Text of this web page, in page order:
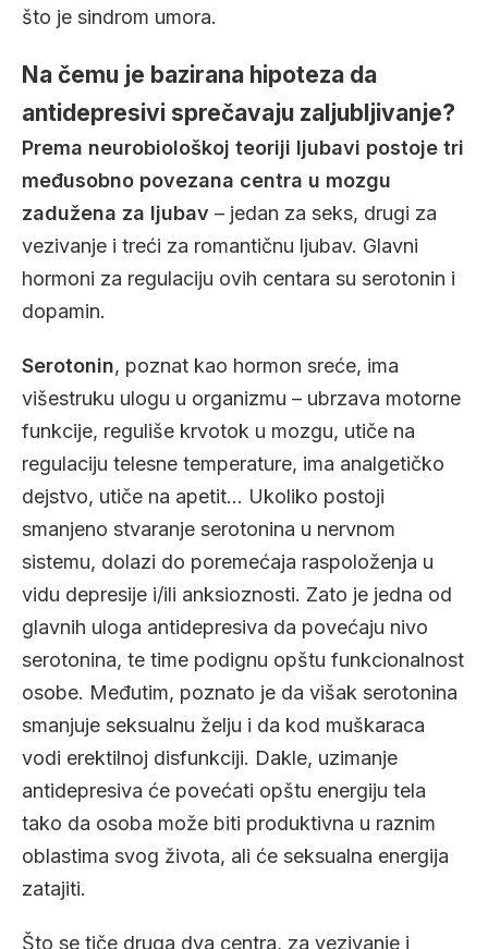
što je sindrom umora.
Na čemu je bazirana hipoteza da
antidepresivi sprečavaju zaljubljivanje?
Prema neurobiološkoj teoriji ljubavi postoje tri
međusobno povezana centra u mozgu
zadužena za ljubav – jedan za seks, drugi za
vezivanje i treći za romantičnu ljubav. Glavni
hormoni za regulaciju ovih centara su serotonin i
dopamin.
Serotonin, poznat kao hormon sreće, ima
višestruku ulogu u organizmu – ubrzava motorne
funkcije, reguliše krvotok u mozgu, utiče na
regulaciju telesne temperature, ima analgetičko
dejstvo, utiče na apetit… Ukoliko postoji
smanjeno stvaranje serotonina u nervnom
sistemu, dolazi do poremećaja raspoloženja u
vidu depresije i/ili anksioznosti. Zato je jedna od
glavnih uloga antidepresiva da povećaju nivo
serotonina, te time podignu opštu funkcionalnost
osobe. Međutim, poznato je da višak serotonina
smanjuje seksualnu želju i da kod muškaraca
vodi erektilnoj disfunkciji. Dakle, uzimanje
antidepresiva će povećati opštu energiju tela
tako da osoba može biti produktivna u raznim
oblastima svog života, ali će seksualna energija
zatajiti.
Što se tiče druga dva centra, za vezivanje i